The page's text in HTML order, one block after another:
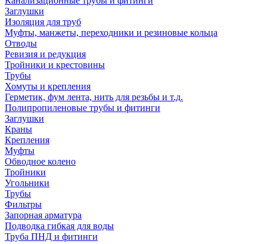
Заглушки
Изоляция для труб
Муфты, манжеты, переходники и резиновые кольца
Отводы
Ревизия и редукция
Тройники и крестовины
Трубы
Хомуты и крепления
Герметик, фум лента, нить для резьбы и т.д.
Полипропиленовые трубы и фитинги
Заглушки
Краны
Крепления
Муфты
Обводное колено
Тройники
Угольники
Трубы
Фильтры
Запорная арматура
Подводка гибкая для воды
Труба ПНД и фитинги